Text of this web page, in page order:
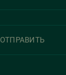
ОТПРАВИТЬ